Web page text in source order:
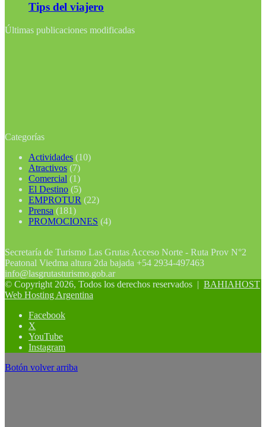
Tips del viajero
Últimas publicaciones modificadas
Categorías
Actividades (10)
Atractivos (7)
Comercial (1)
El Destino (5)
EMPROTUR (22)
Prensa (181)
PROMOCIONES (4)
Secretaría de Turismo Las Grutas Acceso Norte - Ruta Prov N°2
Peatonal Viedma altura 2da bajada +54 2934-497463
info@lasgrutasturismo.gob.ar
© Copyright 2026, Todos los derechos reservados | BAHIAHOST
Web Hosting Argentina
Facebook
X
YouTube
Instagram
Botón volver arriba